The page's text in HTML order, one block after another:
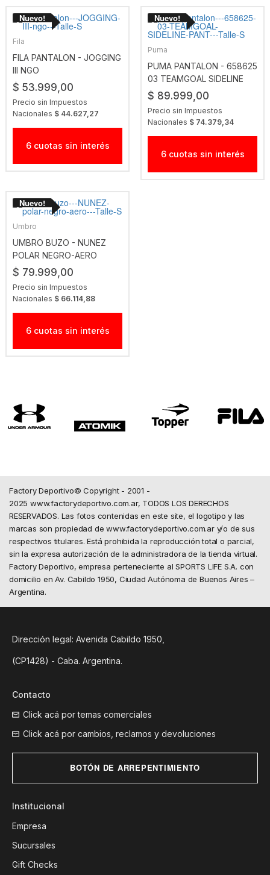
Fila
FILA PANTALON - JOGGING
III NGO
$ 53.999,00
Precio sin Impuestos
Nacionales $ 44.627,27
6 cuotas sin interés
Puma
PUMA PANTALON - 658625
03 TEAMGOAL SIDELINE
PANT
$ 89.999,00
Precio sin Impuestos
Nacionales $ 74.379,34
6 cuotas sin interés
Umbro
UMBRO BUZO - NUNEZ
POLAR NEGRO-AERO
$ 79.999,00
Precio sin Impuestos
Nacionales $ 66.114,88
6 cuotas sin interés
Factory Deportivo© Copyright - 2001 -
2025 www.factorydeportivo.com.ar, TODOS LOS DERECHOS
RESERVADOS. Las fotos contenidas en este site, el logotipo y las
marcas son propiedad de www.factorydeportivo.com.ar y/o de sus
respectivos titulares. Está prohibida la reproducción total o parcial,
sin la expresa autorización de la administradora de la tienda virtual.
Factory Deportivo, empresa perteneciente al SPORTS LIFE S.A. con
domicilio en Av. Cabildo 1950, Ciudad Autónoma de Buenos Aires –
Argentina.
Dirección legal: Avenida Cabildo 1950,
(CP1428) - Caba. Argentina.
Institucional
Empresa
Sucursales
Gift Checks
Contacto
Click acá por temas comerciales
Click acá por cambios, reclamos y devoluciones
BOTÓN DE ARREPENTIMIENTO